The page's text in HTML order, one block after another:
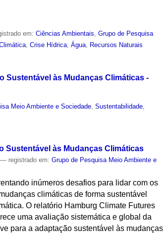
em:Ciências Ambientais,Grupo de Pesquisa
,Crise Hídrica,Água, Recursos Naturais
Sustentável às Mudanças Climáticas -
Meio Ambiente e Sociedade,Sustentabilidade,
Sustentável às Mudanças Climáticas
— registrado em:Grupo de Pesquisa Meio Ambiente e
inúmeros desafios para lidar com os
climáticas de forma sustentável
O relatório Hamburg Climate Futures
uma avaliação sistemática e global da
para a adaptação sustentável às mudanças